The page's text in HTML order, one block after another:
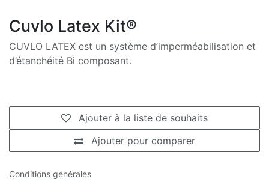
Cuvlo Latex Kit®
CUVLO LATEX est un système d’imperméabilisation et
d’étanchéité Bi composant.
Ajouter pour comparer
Ajouter à la liste de souhaits
Conditions générales